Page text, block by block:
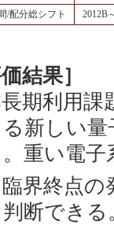
/配分総シフト
2012B
価結果］
期利用課
新しい
重い電子
界終点
断でき